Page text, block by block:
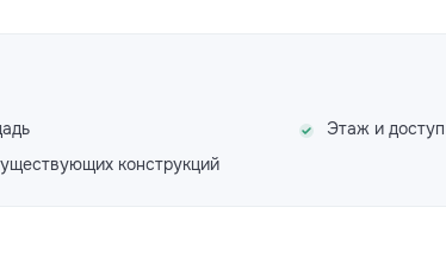
Этаж и доступ
конструкций